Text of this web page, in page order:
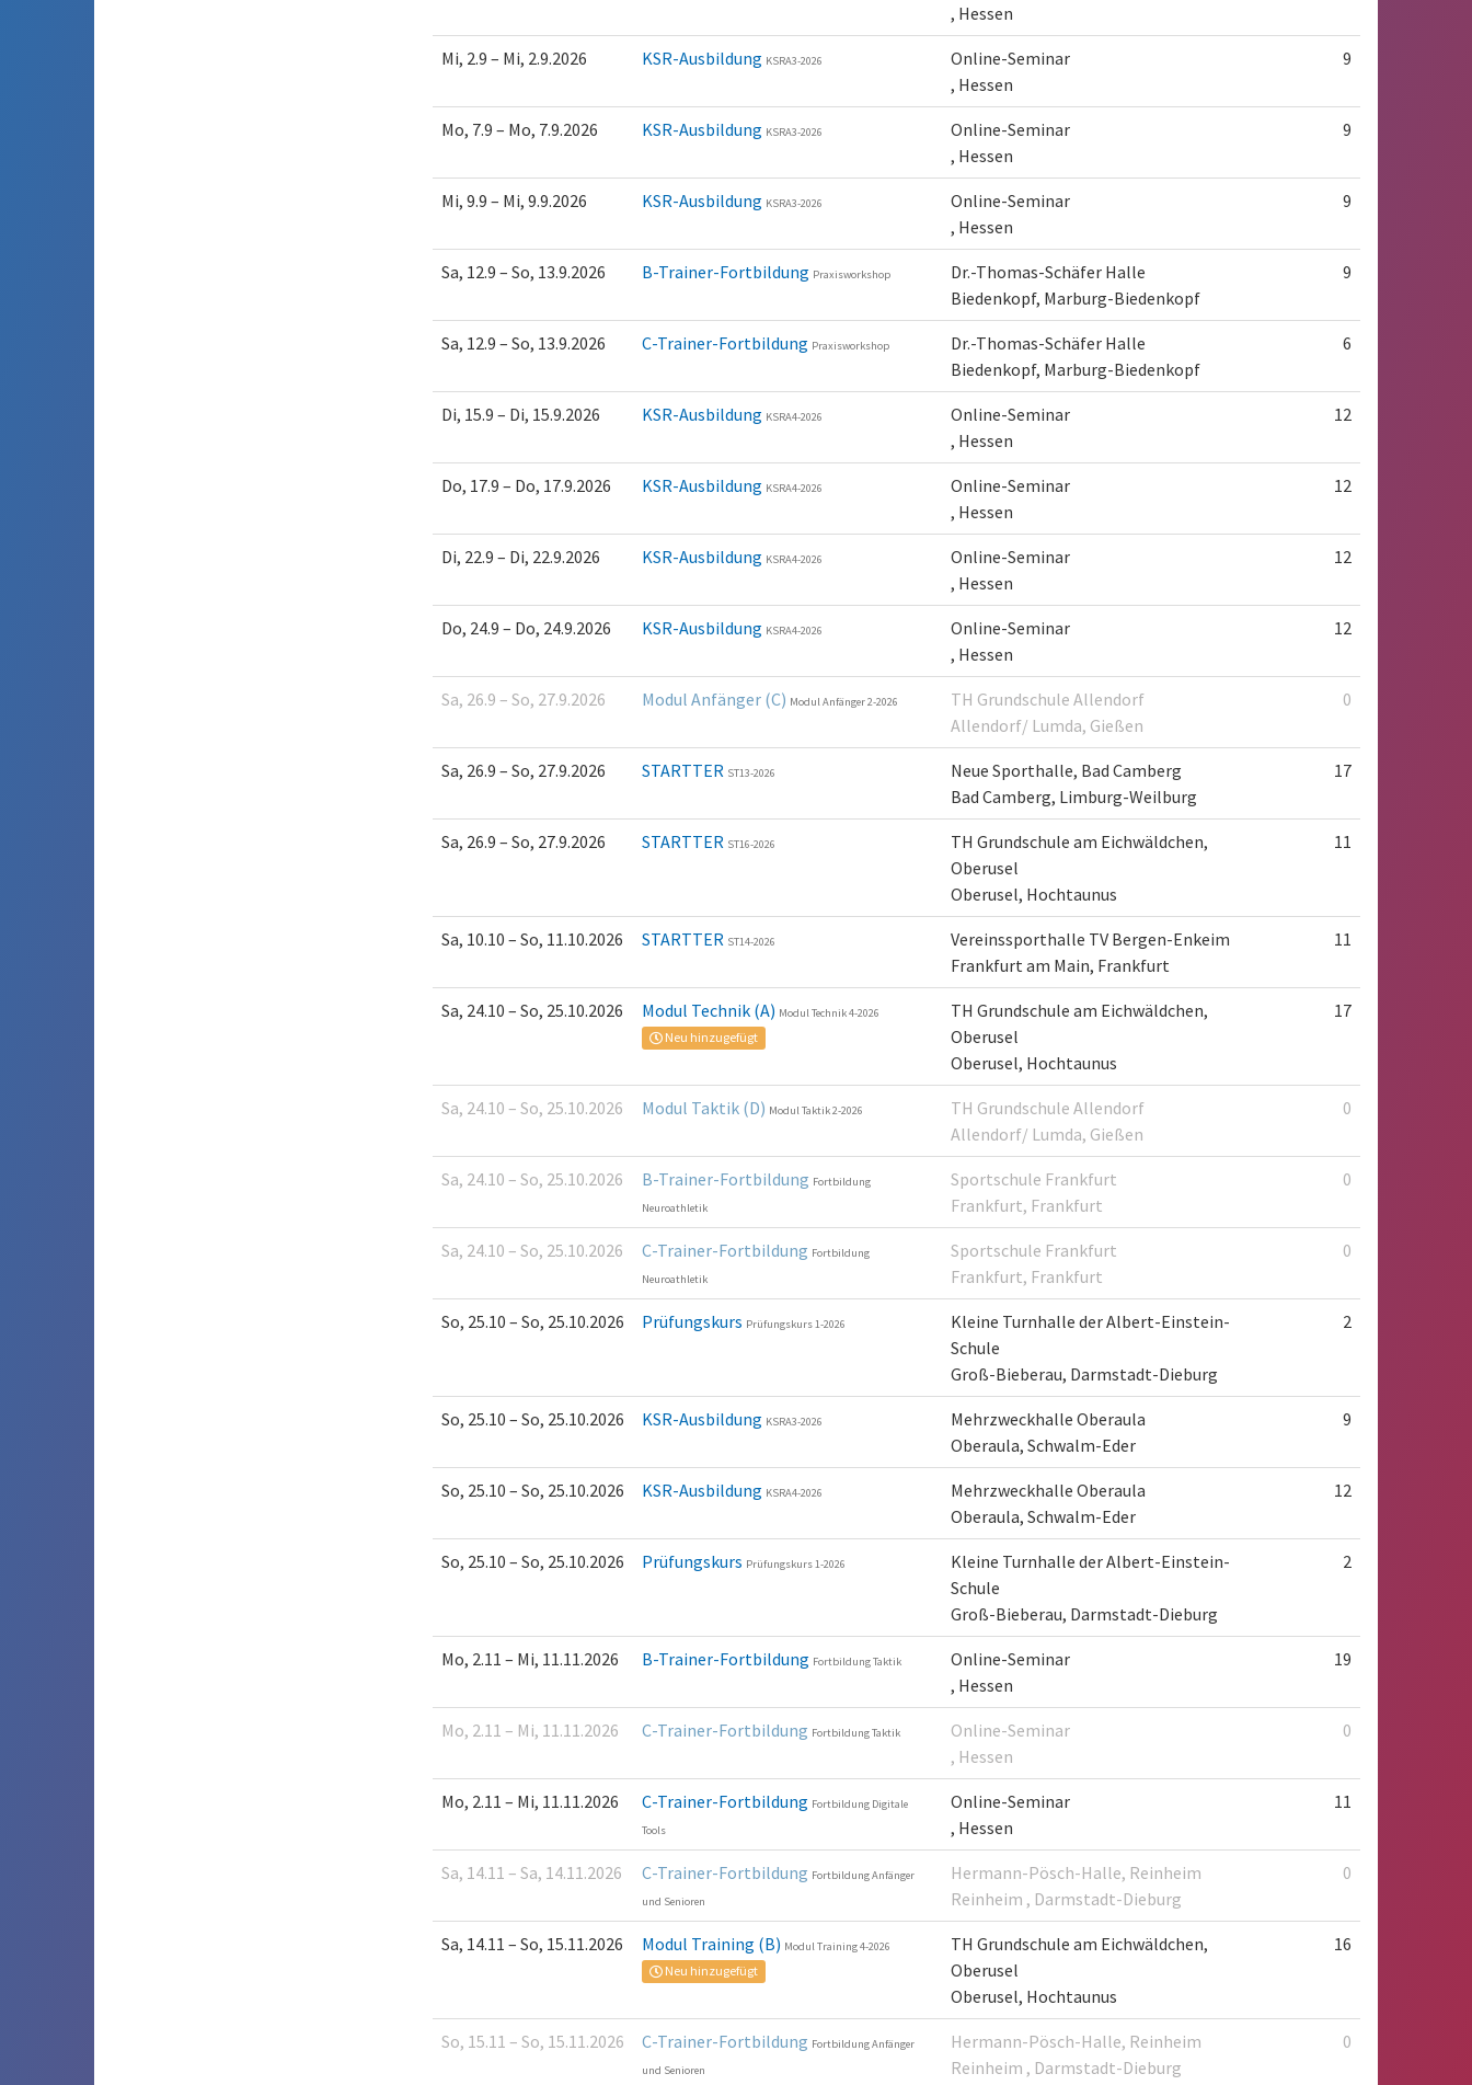
, Hessen
Mi, 2.9 – Mi, 2.9.2026 KSR-Ausbildung KSRA3-2026
Online-Seminar
, Hessen
9
Mo, 7.9 – Mo, 7.9.2026 KSR-Ausbildung KSRA3-2026
Online-Seminar
, Hessen
9
Mi, 9.9 – Mi, 9.9.2026 KSR-Ausbildung KSRA3-2026
Online-Seminar
, Hessen
9
Sa, 12.9 – So, 13.9.2026 B-Trainer-Fortbildung Praxisworkshop
Dr.-Thomas-Schäfer Halle
Biedenkopf, Marburg-Biedenkopf
9
Sa, 12.9 – So, 13.9.2026 C-Trainer-Fortbildung Praxisworkshop
Dr.-Thomas-Schäfer Halle
Biedenkopf, Marburg-Biedenkopf
6
Di, 15.9 – Di, 15.9.2026 KSR-Ausbildung KSRA4-2026
Online-Seminar
, Hessen
12
Do, 17.9 – Do, 17.9.2026 KSR-Ausbildung KSRA4-2026
Online-Seminar
, Hessen
12
Di, 22.9 – Di, 22.9.2026 KSR-Ausbildung KSRA4-2026
Online-Seminar
, Hessen
12
Do, 24.9 – Do, 24.9.2026 KSR-Ausbildung KSRA4-2026
Online-Seminar
, Hessen
12
Sa, 26.9 – So, 27.9.2026 Modul Anfänger (C) Modul Anfänger 2-2026
TH Grundschule Allendorf
Allendorf/ Lumda, Gießen
0
Sa, 26.9 – So, 27.9.2026 STARTTER ST13-2026
Neue Sporthalle, Bad Camberg
Bad Camberg, Limburg-Weilburg
17
Sa, 26.9 – So, 27.9.2026 STARTTER ST16-2026
TH Grundschule am Eichwäldchen,
Oberusel
Oberusel, Hochtaunus
11
Sa, 10.10 – So, 11.10.2026 STARTTER ST14-2026
Vereinssporthalle TV Bergen-Enkeim
Frankfurt am Main, Frankfurt
11
Sa, 24.10 – So, 25.10.2026 Modul Technik (A) Modul Technik 4-2026
Neu hinzugefügt
TH Grundschule am Eichwäldchen,
Oberusel
Oberusel, Hochtaunus
17
Sa, 24.10 – So, 25.10.2026 Modul Taktik (D) Modul Taktik 2-2026
TH Grundschule Allendorf
Allendorf/ Lumda, Gießen
0
Sa, 24.10 – So, 25.10.2026 B-Trainer-Fortbildung Fortbildung
Neuroathletik
Sportschule Frankfurt
Frankfurt, Frankfurt
0
Sa, 24.10 – So, 25.10.2026 C-Trainer-Fortbildung Fortbildung
Neuroathletik
Sportschule Frankfurt
Frankfurt, Frankfurt
0
So, 25.10 – So, 25.10.2026 Prüfungskurs Prüfungskurs 1-2026
Kleine Turnhalle der Albert-Einstein-
Schule
Groß-Bieberau, Darmstadt-Dieburg
2
So, 25.10 – So, 25.10.2026 KSR-Ausbildung KSRA3-2026
Mehrzweckhalle Oberaula
Oberaula, Schwalm-Eder
9
So, 25.10 – So, 25.10.2026 KSR-Ausbildung KSRA4-2026
Mehrzweckhalle Oberaula
Oberaula, Schwalm-Eder
12
So, 25.10 – So, 25.10.2026 Prüfungskurs Prüfungskurs 1-2026
Kleine Turnhalle der Albert-Einstein-
Schule
Groß-Bieberau, Darmstadt-Dieburg
2
Mo, 2.11 – Mi, 11.11.2026 B-Trainer-Fortbildung Fortbildung Taktik
Online-Seminar
, Hessen
19
Mo, 2.11 – Mi, 11.11.2026 C-Trainer-Fortbildung Fortbildung Taktik
Online-Seminar
, Hessen
0
Mo, 2.11 – Mi, 11.11.2026 C-Trainer-Fortbildung Fortbildung Digitale
Tools
Online-Seminar
, Hessen
11
Sa, 14.11 – Sa, 14.11.2026 C-Trainer-Fortbildung Fortbildung Anfänger
und Senioren
Hermann-Pösch-Halle, Reinheim
Reinheim , Darmstadt-Dieburg
0
Sa, 14.11 – So, 15.11.2026 Modul Training (B) Modul Training 4-2026
Neu hinzugefügt
TH Grundschule am Eichwäldchen,
Oberusel
Oberusel, Hochtaunus
16
So, 15.11 – So, 15.11.2026 C-Trainer-Fortbildung Fortbildung Anfänger
und Senioren
Hermann-Pösch-Halle, Reinheim
Reinheim , Darmstadt-Dieburg
0